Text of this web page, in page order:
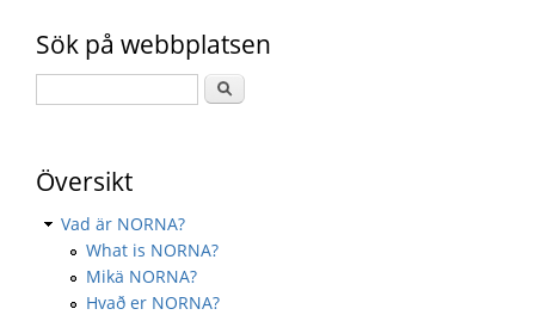
Sök på webbplatsen
Översikt
Vad är NORNA?
What is NORNA?
Mikä NORNA?
Hvað er NORNA?